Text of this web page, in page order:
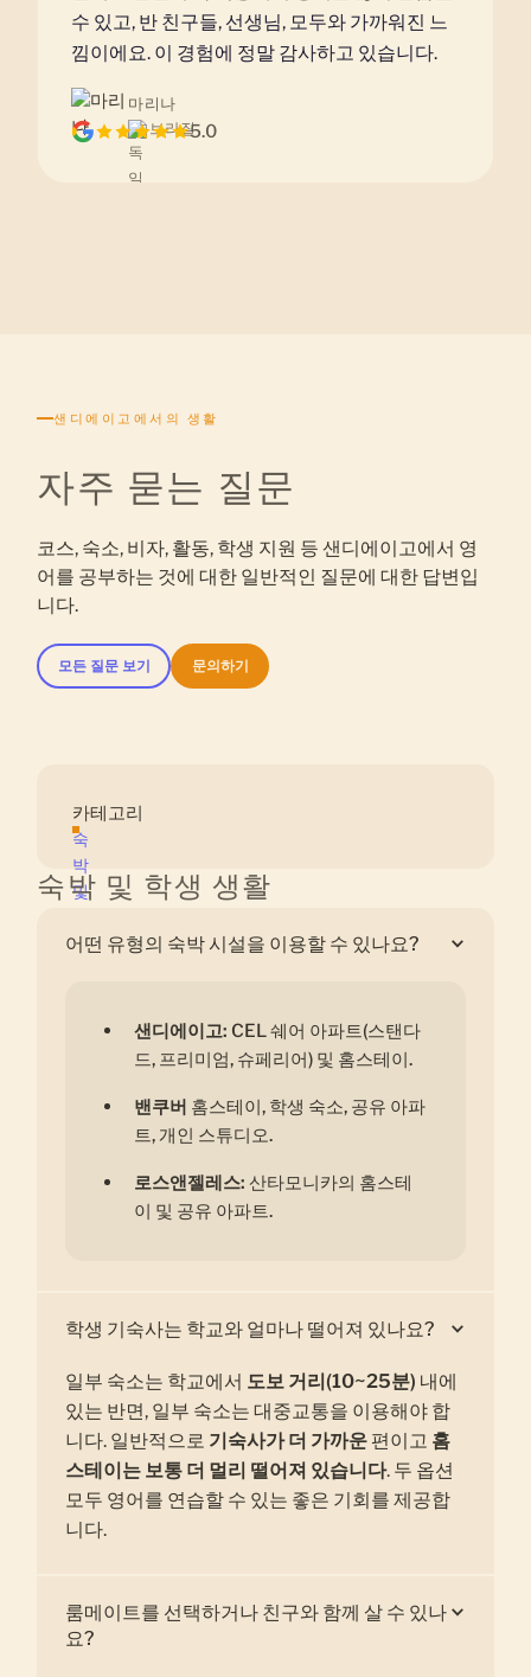
5.0
수 있고, 반 친구들, 선생님, 모두와 가까워진 느
낌이에요. 이 경험에 정말 감사하고 있습니다.
마리나
브라질
샌디에이고에서의 생활
자주 묻는 질문
코스, 숙소, 비자, 활동, 학생 지원 등 샌디에이고에서 영
어를 공부하는 것에 대한 일반적인 질문에 대한 답변입
니다.
모든 질문 보기 문의하기
카테고리
숙
박
및
생
숙박 및 학생 생활
어떤 유형의 숙박 시설을 이용할 수 있나요?
샌디에이고: CEL 쉐어 아파트(스탠다
드, 프리미엄, 슈페리어) 및 홈스테이.
밴쿠버 홈스테이, 학생 숙소, 공유 아파
트, 개인 스튜디오.
‍로스앤젤레스: 산타모니카의 홈스테
이 및 공유 아파트.
학생 기숙사는 학교와 얼마나 떨어져 있나요?
일부 숙소는 학교에서 도보 거리(10~25분) 내에
있는 반면, 일부 숙소는 대중교통을 이용해야 합
니다. 일반적으로 기숙사가 더 가까운 편이고 홈
스테이는 보통 더 멀리 떨어져 있습니다. 두 옵션
모두 영어를 연습할 수 있는 좋은 기회를 제공합
니다.
룸메이트를 선택하거나 친구와 함께 살 수 있나
요?